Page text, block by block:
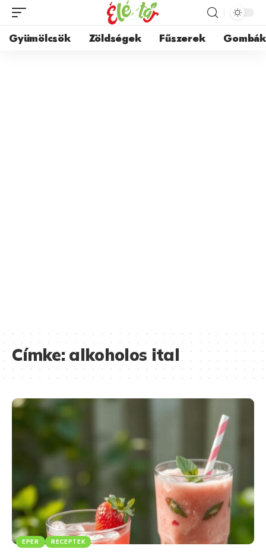
Gyümölcsök Zöldségek Fűszerek Gombák
Címke:alkoholos ital
EPER RECEPTEK